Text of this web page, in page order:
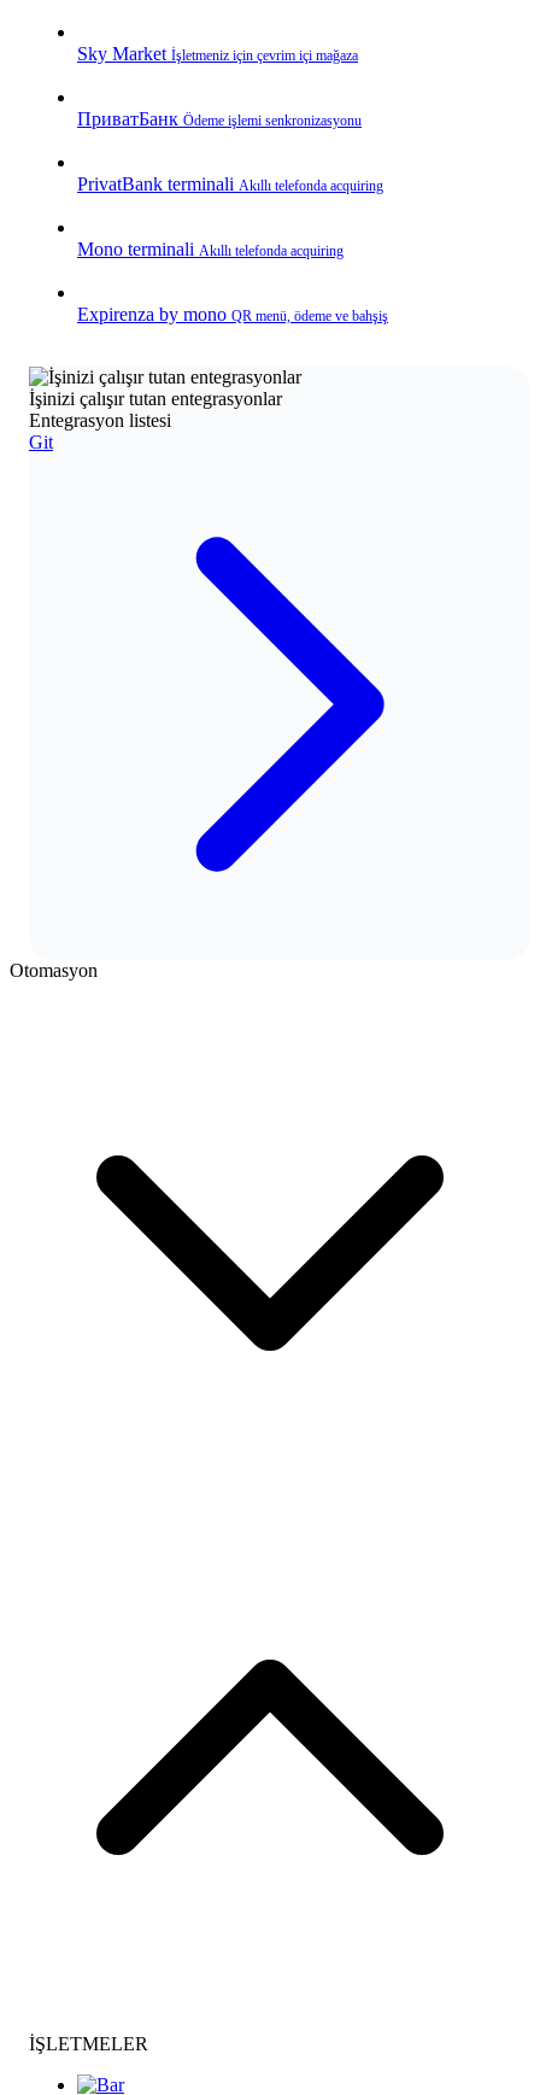
Sky Market İşletmeniz için çevrim içi mağaza
ПриватБанк Ödeme işlemi senkronizasyonu
PrivatBank terminali Akıllı telefonda acquiring
Mono terminali Akıllı telefonda acquiring
Expirenza by mono QR menü, ödeme ve bahşiş
İşinizi çalışır tutan entegrasyonlar
Entegrasyon listesi
Git
Otomasyon
İŞLETMELER